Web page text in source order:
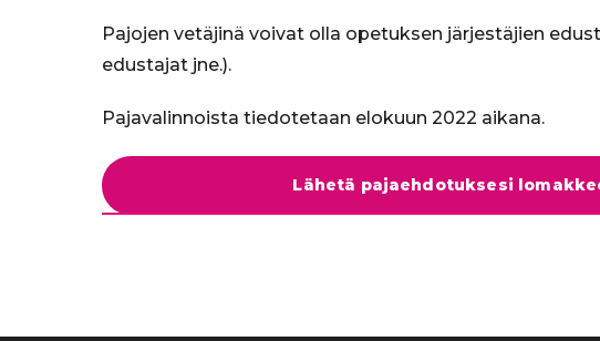
Pajojen vetäjinä voivat olla opetuksen järjestäjien
edustajat jne.).
Pajavalinnoista tiedotetaan elokuun 2022 aikana.
Lähetä pajaehdotuksesi